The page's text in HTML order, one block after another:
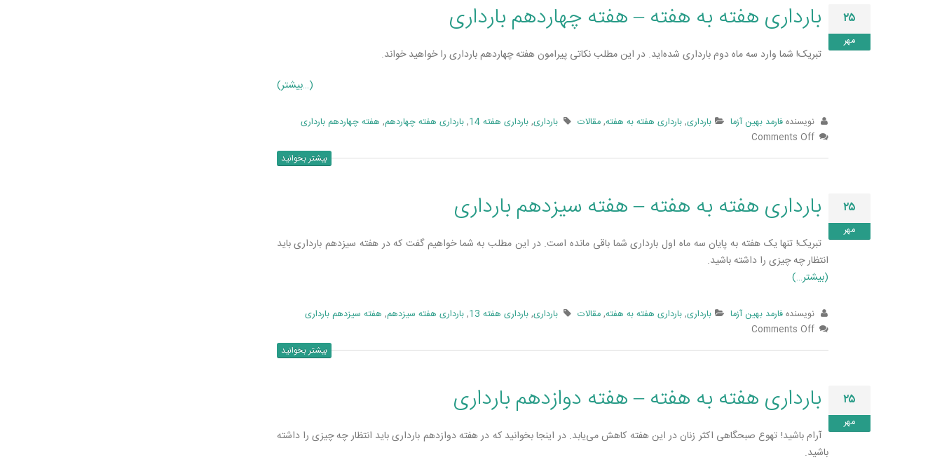
۲۵
مهر
بارداری هفته به هفته – هفته چهاردهم بارداری
تبریک! شما وارد سه ماه دوم بارداری شده­‌اید. در این مطلب نکاتی پیرامون هفته چهاردهم بارداری را خواهید خواند.
(بیشتر…)
نویسندهفارمد بهین آزما بارداری,بارداری هفته به هفته,مقالات بارداری,بارداری هفته 14 ,بارداری هفته چهاردهم, هفته چهاردهم بارداری
Comments Off
بیشتر بخوانید
۲۵
مهر
بارداری هفته به هفته – هفته سیزدهم بارداری
تبریک! تنها یک هفته به پایان سه ماه اول بارداری شما باقی مانده است. در این مطلب به شما خواهیم گفت که در هفته سیزدهم بارداری باید
انتظار چه چیزی را داشته باشید.
(بیشتر…)
نویسندهفارمد بهین آزما بارداری,بارداری هفته به هفته,مقالات بارداری,بارداری هفته 13 ,بارداری هفته سیزدهم, هفته سیزدهم بارداری
Comments Off
بیشتر بخوانید
۲۵
مهر
بارداری هفته به هفته – هفته دوازدهم بارداری
آرام باشید! تهوع صبحگاهی اکثر زنان در این هفته کاهش می‌­یابد. در اینجا بخوانید که در هفته دوازدهم بارداری باید انتظار چه چیزی را داشته
باشید.